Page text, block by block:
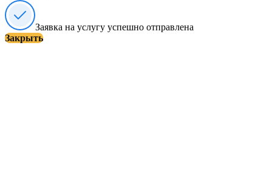
Заявка на услугу успешно отправлена
Закрыть